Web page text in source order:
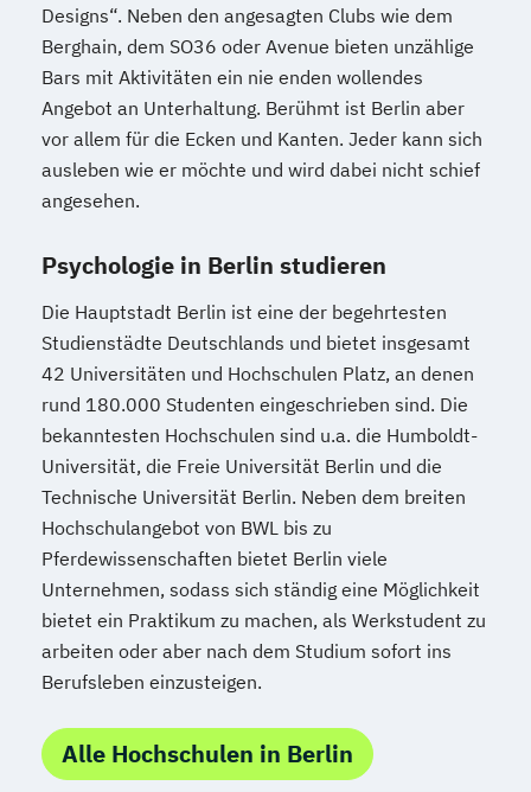
Designs“. Neben den angesagten Clubs wie dem
Berghain, dem SO36 oder Avenue bieten unzählige
Bars mit Aktivitäten ein nie enden wollendes
Angebot an Unterhaltung. Berühmt ist Berlin aber
vor allem für die Ecken und Kanten. Jeder kann sich
ausleben wie er möchte und wird dabei nicht schief
angesehen.
Psychologie in Berlin studieren
Die Hauptstadt Berlin ist eine der begehrtesten
Studienstädte Deutschlands und bietet insgesamt
42 Universitäten und Hochschulen Platz, an denen
rund 180.000 Studenten eingeschrieben sind. Die
bekanntesten Hochschulen sind u.a. die Humboldt-
Universität, die Freie Universität Berlin und die
Technische Universität Berlin. Neben dem breiten
Hochschulangebot von BWL bis zu
Pferdewissenschaften bietet Berlin viele
Unternehmen, sodass sich ständig eine Möglichkeit
bietet ein Praktikum zu machen, als Werkstudent zu
arbeiten oder aber nach dem Studium sofort ins
Berufsleben einzusteigen.
Alle Hochschulen in Berlin